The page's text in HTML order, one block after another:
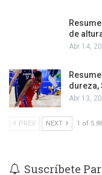
de
Abr 14,
dureza,
Abr 13,
PREV NEXT 1 of
Suscríbete